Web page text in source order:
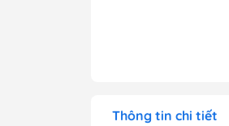
Thông tin chi tiết